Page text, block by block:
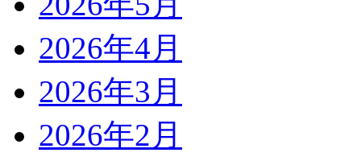
2026年4月
2026年3月
2026年2月